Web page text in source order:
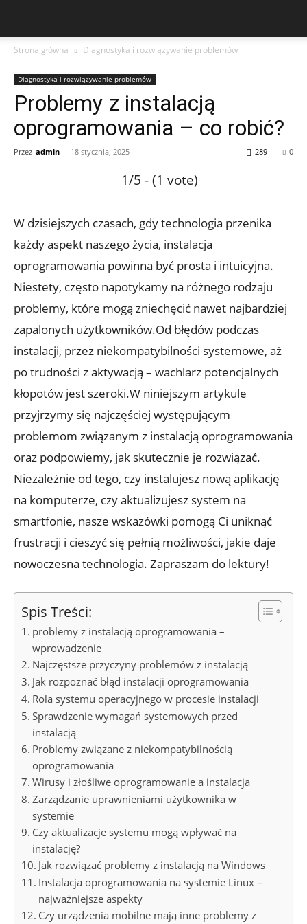
Strona główna Diagnostyka i rozwiązywanie problemów
Diagnostyka i rozwiązywanie problemów
Problemy z instalacją
oprogramowania – co robić?
Przez admin - 18 stycznia, 2025 0
289
1/5 - (1 vote)
W dzisiejszych czasach, gdy technologia przenika
każdy aspekt naszego życia, instalacja
oprogramowania powinna być prosta i intuicyjna.
Niestety, często napotykamy na różnego rodzaju
problemy, które mogą zniechęcić nawet najbardziej
zapalonych użytkowników.Od błędów podczas
instalacji, przez niekompatybilności systemowe, aż
po trudności z aktywacją – wachlarz potencjalnych
kłopotów jest szeroki.W niniejszym artykule
przyjrzymy się najczęściej występującym
problemom związanym z instalacją oprogramowania
oraz podpowiemy, jak skutecznie je rozwiązać.
Niezależnie od tego, czy instalujesz nową aplikację
na komputerze, czy aktualizujesz system na
smartfonie, nasze wskazówki pomogą Ci uniknąć
frustracji i cieszyć się pełnią możliwości, jakie daje
nowoczesna technologia. Zapraszam do lektury!
Spis Treści:
problemy z instalacją oprogramowania –
wprowadzenie
Najczęstsze przyczyny problemów z instalacją
Jak rozpoznać błąd instalacji oprogramowania
Rola systemu operacyjnego w procesie instalacji
Sprawdzenie wymagań systemowych przed
instalacją
Problemy związane z niekompatybilnością
oprogramowania
Wirusy i złośliwe oprogramowanie a instalacja
Zarządzanie uprawnieniami użytkownika w
systemie
Czy aktualizacje systemu mogą wpływać na
instalację?
Jak rozwiązać problemy z instalacją na Windows
Instalacja oprogramowania na systemie Linux –
najważniejsze aspekty
Czy urządzenia mobilne mają inne problemy z